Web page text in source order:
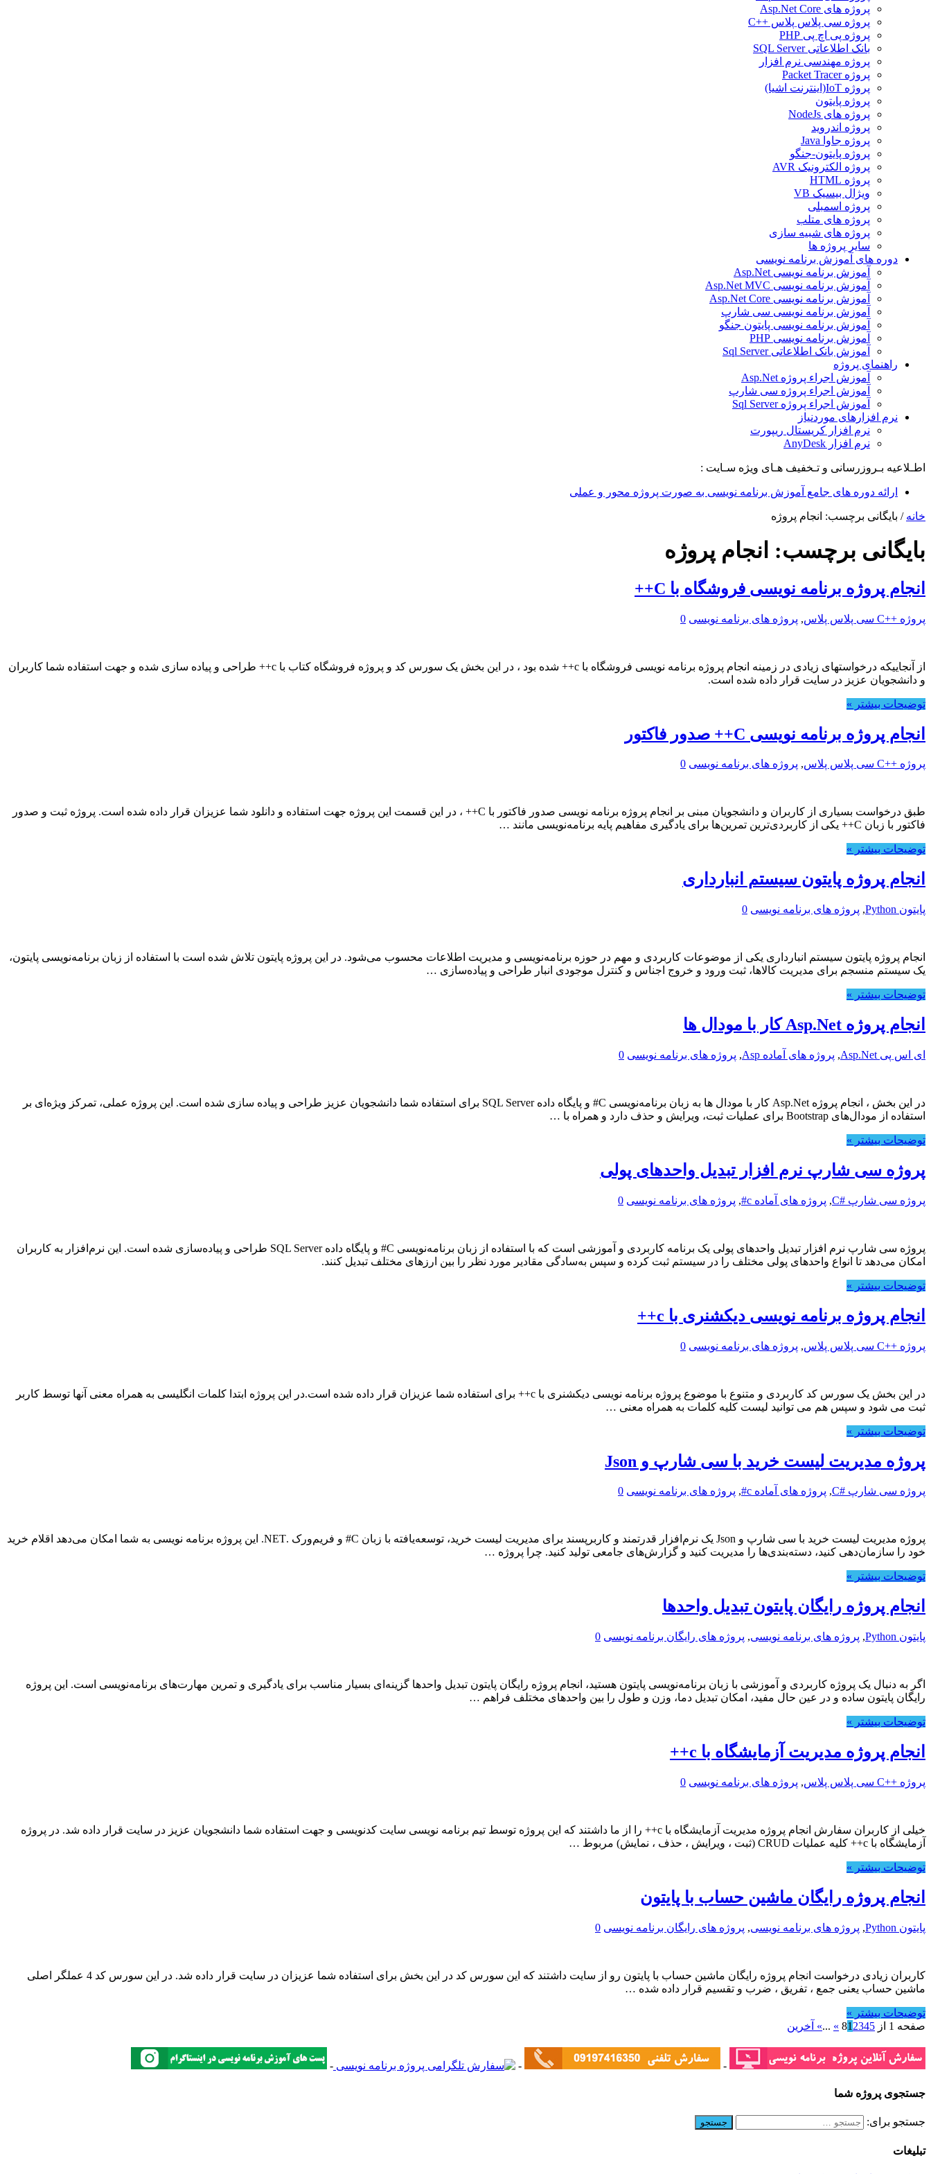
پروژه های Asp.Net Core
پروژه سی پلاس پلاس ++C
پروژه پی اچ پی PHP
بانک اطلاعاتی SQL Server
پروژه مهندسی نرم افزار
پروژه Packet Tracer
پروژه IoT(اینترنت اشیا)
پروژه پایتون
پروژه های NodeJs
پروژه اندروید
پروژه جاوا Java
پروژه پایتون-جنگو
پروژه الکترونیک AVR
پروژه HTML
ویژال بیسیک VB
پروژه اسمبلی
پروژه های متلب
پروژه های شبیه سازی
سایر پروژه ها
دوره های آموزش برنامه نویسی
آموزش برنامه نویسی Asp.Net
آموزش برنامه نویسی Asp.Net MVC
آموزش برنامه نویسی Asp.Net Core
آموزش برنامه نویسی سی شارپ
آموزش برنامه نویسی پایتون جنگو
آموزش برنامه نویسی PHP
آموزش بانک اطلاعاتی Sql Server
راهنمای پروژه
آموزش اجراء پروژه Asp.Net
آموزش اجراء پروژه سی شارپ
آموزش اجراء پروژه Sql Server
نرم افزارهای موردنیاز
نرم افزار کریستال ریپورت
نرم افزار AnyDesk
اطـلاعیه بـروزرسانی و تـخفیف هـای ویژه سـایت :
ارائه دوره های جامع آموزش برنامه نویسی به صورت پروژه محور و عملی
خانه / بایگانی برچسب: انجام پروژه
بایگانی برچسب: انجام پروژه
انجام پروژه برنامه نویسی فروشگاه با C++
پروژه ++C سی پلاس پلاس , پروژه های برنامه نویسی 0
از آنجاییکه درخواستهای زیادی در زمینه انجام پروژه برنامه نویسی فروشگاه با c++ شده بود ، در این بخش یک سورس کد و پروژه فروشگاه کتاب با c++ طراحی و پیاده سازی شده و جهت استفاده شما کاربران
و دانشجویان عزیز در سایت قرار داده شده است.
توضیحات بیشتر »
انجام پروژه برنامه نویسی C++ صدور فاکتور
پروژه ++C سی پلاس پلاس , پروژه های برنامه نویسی 0
طبق درخواست بسیاری از کاربران و دانشجویان مبنی بر انجام پروژه برنامه نویسی صدور فاکتور با C++ ، در این قسمت این پروژه جهت استفاده و دانلود شما عزیزان قرار داده شده است. پروژه ثبت و صدور
فاکتور با زبان C++ یکی از کاربردی‌ترین تمرین‌ها برای یادگیری مفاهیم پایه برنامه‌نویسی مانند …
توضیحات بیشتر »
انجام پروژه پایتون سیستم انبارداری
پایتون Python , پروژه های برنامه نویسی 0
انجام پروژه پایتون سیستم انبارداری یکی از موضوعات کاربردی و مهم در حوزه برنامه‌نویسی و مدیریت اطلاعات محسوب می‌شود. در این پروژه پایتون تلاش شده است با استفاده از زبان برنامه‌نویسی پایتون،
یک سیستم منسجم برای مدیریت کالاها، ثبت ورود و خروج اجناس و کنترل موجودی انبار طراحی و پیاده‌سازی …
توضیحات بیشتر »
انجام پروژه Asp.Net کار با مودال ها
ای اس پی Asp.Net , پروژه های آماده Asp , پروژه های برنامه نویسی 0
در این بخش ، انجام پروژه Asp.Net کار با مودال ها به زبان برنامه‌نویسی C# و پایگاه داده SQL Server برای استفاده شما دانشجویان عزیز طراحی و پیاده سازی شده است. این پروژه عملی، تمرکز ویژه‌ای بر
استفاده از مودال‌های Bootstrap برای عملیات ثبت، ویرایش و حذف دارد و همراه با …
توضیحات بیشتر »
پروژه سی شارپ نرم افزار تبدیل واحدهای پولی
پروژه سی شارپ #C , پروژه های آماده c# , پروژه های برنامه نویسی 0
پروژه سی شارپ نرم افزار تبدیل واحدهای پولی یک برنامه کاربردی و آموزشی است که با استفاده از زبان برنامه‌نویسی C# و پایگاه داده SQL Server طراحی و پیاده‌سازی شده است. این نرم‌افزار به کاربران
امکان می‌دهد تا انواع واحدهای پولی مختلف را در سیستم ثبت کرده و سپس به‌سادگی مقادیر مورد نظر را بین ارزهای مختلف تبدیل کنند.
توضیحات بیشتر »
انجام پروژه برنامه نویسی دیکشنری با c++
پروژه ++C سی پلاس پلاس , پروژه های برنامه نویسی 0
در این بخش یک سورس کد کاربردی و متنوع با موضوع پروژه برنامه نویسی دیکشنری با c++ برای استفاده شما عزیزان قرار داده شده است.در این پروژه ابتدا کلمات انگلیسی به همراه معنی آنها توسط کاربر
ثبت می شود و سپس هم می توانید لیست کلیه کلمات به همراه معنی …
توضیحات بیشتر »
پروژه مدیریت لیست خرید با سی شارپ و Json
پروژه سی شارپ #C , پروژه های آماده c# , پروژه های برنامه نویسی 0
پروژه مدیریت لیست خرید با سی شارپ و Json یک نرم‌افزار قدرتمند و کاربرپسند برای مدیریت لیست خرید، توسعه‌یافته با زبان C# و فریم‌ورک .NET. این پروژه برنامه نویسی به شما امکان می‌دهد اقلام خرید
خود را سازمان‌دهی کنید، دسته‌بندی‌ها را مدیریت کنید و گزارش‌های جامعی تولید کنید. چرا پروژه …
توضیحات بیشتر »
انجام پروژه رایگان پایتون تبدیل واحدها
پایتون Python , پروژه های برنامه نویسی, پروژه های رایگان برنامه نویسی 0
اگر به دنبال یک پروژه کاربردی و آموزشی با زبان برنامه‌نویسی پایتون هستید، انجام پروژه رایگان پایتون تبدیل واحدها گزینه‌ای بسیار مناسب برای یادگیری و تمرین مهارت‌های برنامه‌نویسی است. این پروژه
رایگان پایتون ساده و در عین حال مفید، امکان تبدیل دما، وزن و طول را بین واحدهای مختلف فراهم …
توضیحات بیشتر »
انجام پروژه مدیریت آزمایشگاه با c++
پروژه ++C سی پلاس پلاس , پروژه های برنامه نویسی 0
خیلی از کاربران سفارش انجام پروژه مدیریت آزمایشگاه با c++ را از ما داشتند که این پروژه توسط تیم برنامه نویسی سایت کدنویسی و جهت استفاده شما دانشجویان عزیز در سایت قرار داده شد. در پروژه
آزمایشگاه با c++ کلیه عملیات CRUD (ثبت ، ویرایش ، حذف ، نمایش) مربوط …
توضیحات بیشتر »
انجام پروژه رایگان ماشین حساب با پایتون
پایتون Python , پروژه های برنامه نویسی, پروژه های رایگان برنامه نویسی 0
کاربران زیادی درخواست انجام پروژه رایگان ماشین حساب با پایتون رو از سایت داشتند که این سورس کد در این بخش برای استفاده شما عزیزان در سایت قرار داده شد. در این سورس کد 4 عملگر اصلی
ماشین حساب یعنی جمع ، تفریق ، ضرب و تقسیم قرار داده شده …
توضیحات بیشتر »
صفحه 1 از 8
1 2345
»
...» آخرین
-
-
-
جستجوی پروژه شما
جستجو برای:
تبلیغات